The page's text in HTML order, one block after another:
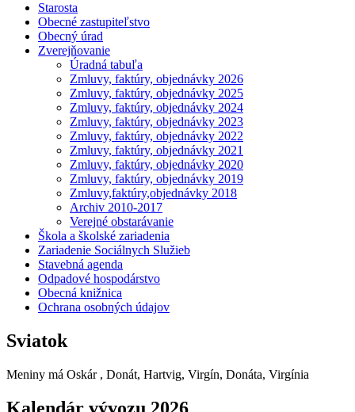
Starosta
Obecné zastupiteľstvo
Obecný úrad
Zverejňovanie
Úradná tabuľa
Zmluvy, faktúry, objednávky 2026
Zmluvy, faktúry, objednávky 2025
Zmluvy, faktúry, objednávky 2024
Zmluvy, faktúry, objednávky 2023
Zmluvy, faktúry, objednávky 2022
Zmluvy, faktúry, objednávky 2021
Zmluvy, faktúry, objednávky 2020
Zmluvy, faktúry, objednávky 2019
Zmluvy,faktúry,objednávky 2018
Archiv 2010-2017
Verejné obstarávanie
Škola a školské zariadenia
Zariadenie Sociálnych Služieb
Stavebná agenda
Odpadové hospodárstvo
Obecná knižnica
Ochrana osobných údajov
Sviatok
Meniny má Oskár , Donát, Hartvig, Virgín, Donáta, Virgínia